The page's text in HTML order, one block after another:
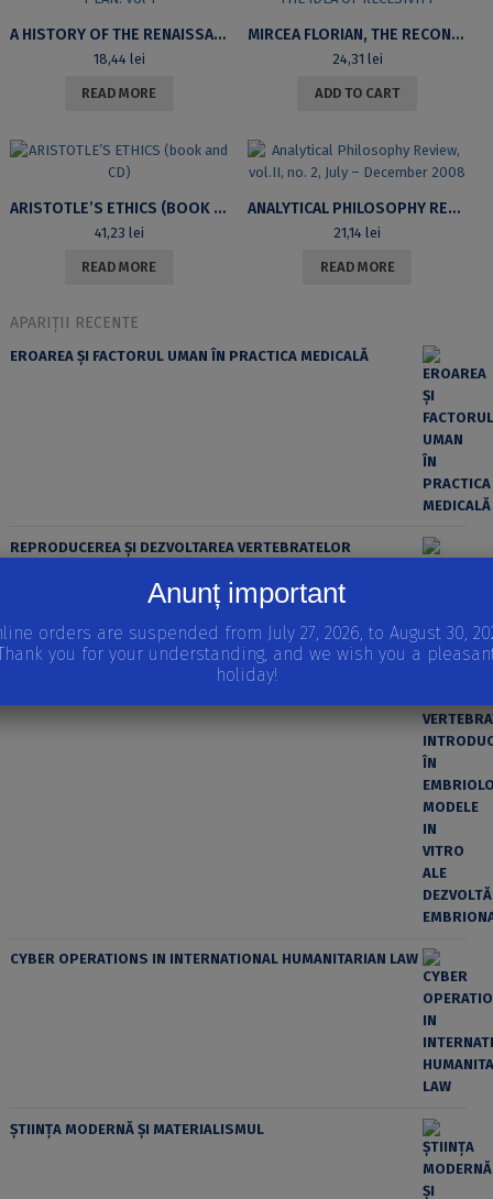
A HISTORY OF THE RENAISSANCE LOGICS. A GENERAL PLAN. VOL 1
18,44 lei
READ MORE
MIRCEA FLORIAN, THE RECONSTRUCTION OF DATUM AND THE IDEA OF RECESIVITY
24,31 lei
ADD TO CART
ARISTOTLE’S ETHICS (BOOK AND CD)
41,23 lei
READ MORE
ANALYTICAL PHILOSOPHY REVIEW, VOL.II, NO. 2, JULY – DECEMBER 2008
21,14lei
READ MORE
APARIȚII RECENTE
EROAREA ȘI FACTORUL UMAN ÎN PRACTICA MEDICALĂ
REPRODUCEREA ȘI DEZVOLTAREA VERTEBRATELOR
STRATEGII REPRODUCTIVE LA VERTEBRATE, INTRODUCERE
ÎN EMBRIOLOGIE, MODELE IN VITRO ALE DEZVOLTĂRII
EMBRIONARE
CYBER OPERATIONS IN INTERNATIONAL HUMANITARIAN LAW
ȘTIINȚA MODERNĂ ȘI MATERIALISMUL
Anunț important
orders are suspended from July 27, 2026, to August 30,
you for your understanding, and we wish you a
holiday!